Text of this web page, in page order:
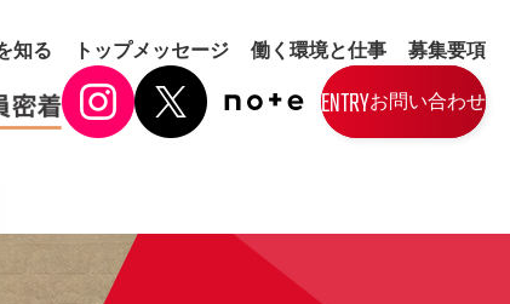
知る トップメッセージ 働く環境と仕事 募集要項
ENTRYお問い合わせ